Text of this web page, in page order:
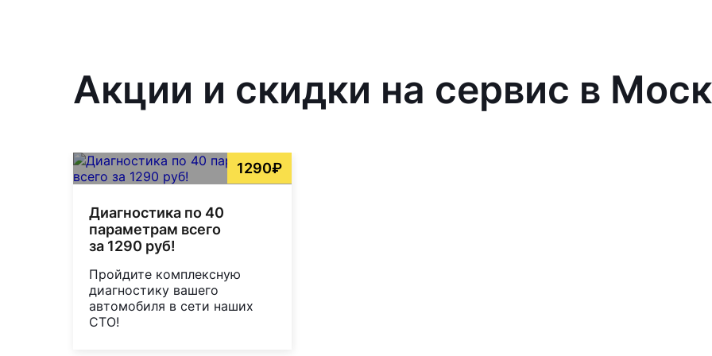
Акции и скидки на сервис в
1290₽
Диагностика по 40
параметрам всего
за 1290 руб!
Пройдите комплексную
диагностику вашего
автомобиля в сети наших
СТО!